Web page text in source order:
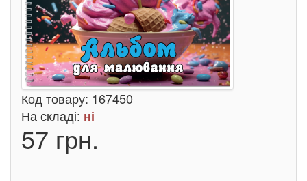
Код товару: 167450
На складі: ні
57 грн.